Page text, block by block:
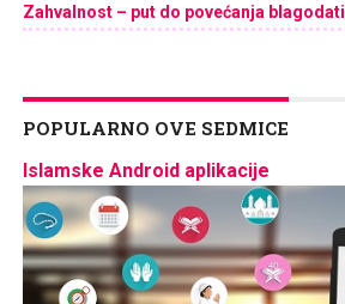
Zahvalnost – put do povećanja blagodati
POPULARNO OVE SEDMICE
Islamske Android aplikacije